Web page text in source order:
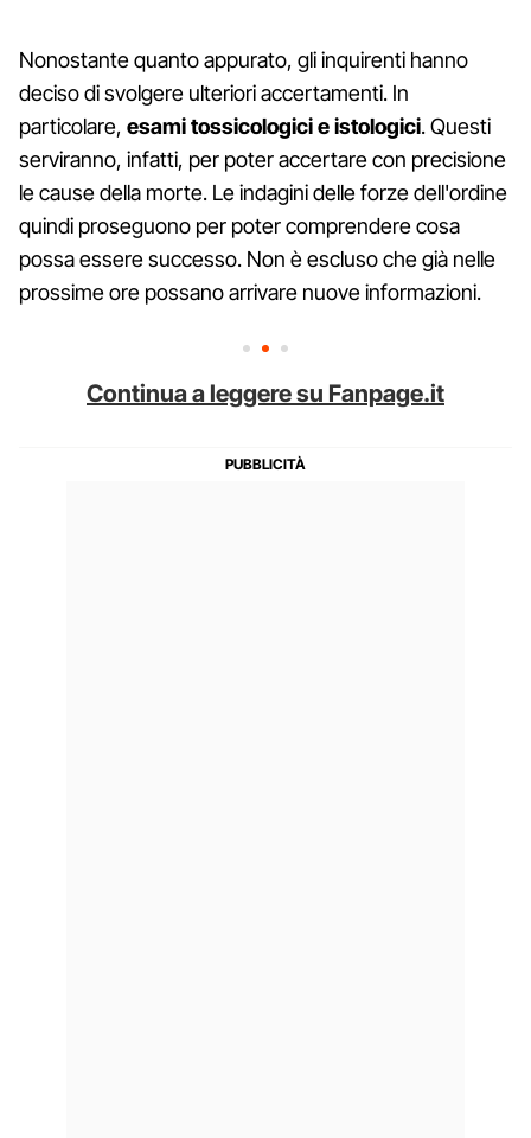
Nonostante quanto appurato, gli inquirenti hanno
deciso di svolgere ulteriori accertamenti. In
particolare, esami tossicologici e istologici. Questi
serviranno, infatti, per poter accertare con precisione
le cause della morte. Le indagini delle forze dell'ordine
quindi proseguono per poter comprendere cosa
possa essere successo. Non è escluso che già nelle
prossime ore possano arrivare nuove informazioni.
Continua a leggere su Fanpage.it